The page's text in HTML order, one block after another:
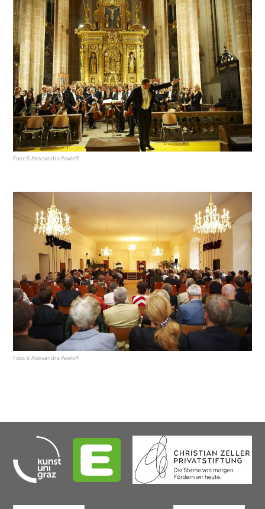
Foto: © Aleksandra Pawloff
Foto: © Aleksandra Pawloff